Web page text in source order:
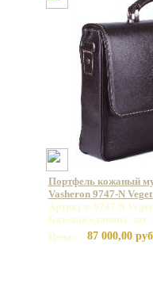
Портфель кожаный
Vasheron 9747-N
Артикул: 9747 N
Базовая единица: шт
Цена:
87 000,00